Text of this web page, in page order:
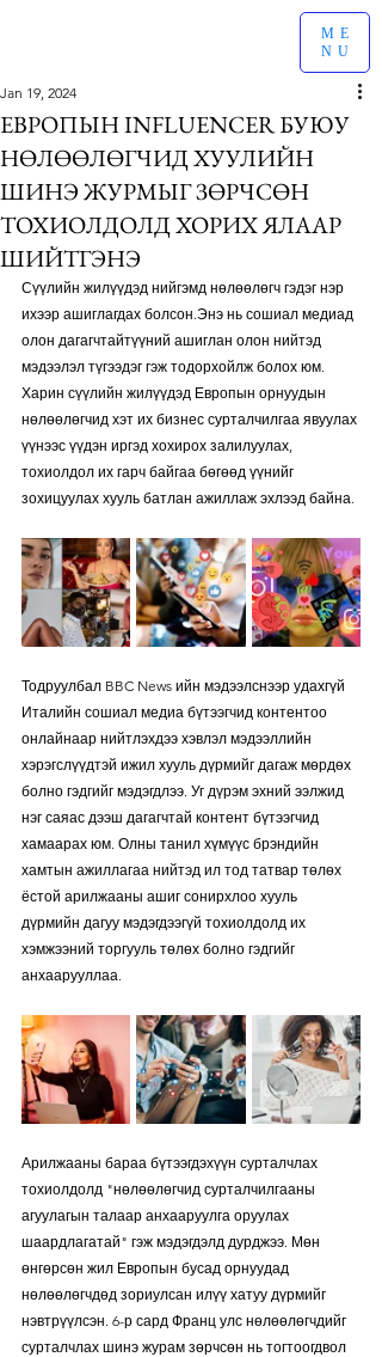
ME
NU
ЕВРОПЫН INFLUENCER БУЮУ
НӨЛӨӨЛӨГЧИД ХУУЛИЙН
ШИНЭ ЖУРМЫГ ЗӨРЧСӨН
ТОХИОЛДОЛД ХОРИХ ЯЛААР
ШИЙТГЭНЭ
Jan 19, 2024
Сүүлийн жилүүдэд нийгэмд нөлөөлөгч гэдэг нэр
ихээр ашиглагдах болсон.Энэ нь сошиал медиад
олон дагагчтайтүүний ашиглан олон нийтэд
мэдээлэл түгээдэг гэж тодорхойлж болох юм.
Харин сүүлийн жилүүдэд Европын орнуудын
нөлөөлөгчид хэт их бизнес сурталчилгаа явуулах
үүнээс үүдэн иргэд хохирох залилуулах,
тохиолдол их гарч байгаа бөгөөд үүнийг
зохицуулах хууль батлан ажиллаж эхлээд байна.
Тодруулбал BBC News ийн мэдээлснээр удахгүй
Италийн сошиал медиа бүтээгчид контентоо
онлайнаар нийтлэхдээ хэвлэл мэдээллийн
хэрэгслүүдтэй ижил хууль дүрмийг дагаж мөрдөх
болно гэдгийг мэдэгдлээ. Уг дүрэм эхний ээлжид
нэг саяас дээш дагагчтай контент бүтээгчид
хамаарах юм. Олны танил хүмүүс брэндийн
хамтын ажиллагаа нийтэд ил тод татвар төлөх
ёстой арилжааны ашиг сонирхлоо хууль
дүрмийн дагуу мэдэгдээгүй тохиолдолд их
хэмжээний торгууль төлөх болно гэдгийг
анхаарууллаа.
Арилжааны бараа бүтээгдэхүүн сурталчлах
тохиолдолд "нөлөөлөгчид сурталчилгааны
агуулагын талаар анхааруулга оруулах
шаардлагатай" гэж мэдэгдэлд дурджээ. Мөн
өнгөрсөн жил Европын бусад орнуудад
нөлөөлөгчдөд зориулсан илүү хатуу дүрмийг
нэвтрүүлсэн. 6-р сард Франц улс нөлөөлөгчдийг
сурталчлах шинэ журам зөрчсөн нь тогтоогдвол